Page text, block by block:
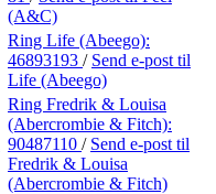
(A&C)
Ring Life (Abeego):
46893193 / Send e-post til
Life (Abeego)
Ring Fredrik & Louisa
(Abercrombie & Fitch):
90487110 / Send e-post til
Fredrik & Louisa
(Abercrombie & Fitch)